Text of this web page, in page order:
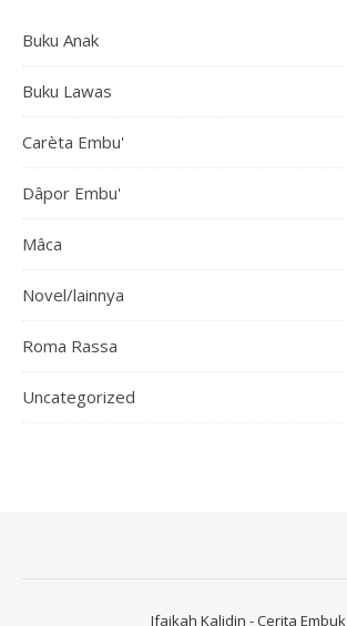
Buku Anak
Buku Lawas
Carèta Embu'
Dâpor Embu'
Mâca
Novel/lainnya
Roma Rassa
Uncategorized
Ifaikah Kalidin - Cerita Embuk